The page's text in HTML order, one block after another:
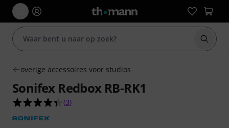
Zoek
overige accessoires voor studios
Sonifex Redbox RB-RK1
4.3 van de 5 sterren van 3 klantbeoordelingen
(3)